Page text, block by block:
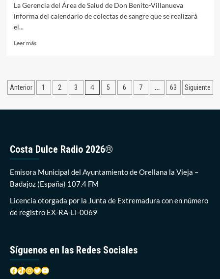
La Gerencia del Área de Salud de Don Benito-Villanueva
informa del calendario de colectas de sangre que se realizará
el...
Leer másLeer
Centro
de
colecta
de
el
próximo
de
octubre
Paginación
Anterior 1 2 3 4 5 6 7 … 63 Siguiente
Costa Dulce Radio 2026®
Emisora Municipal del Ayuntamiento de Orellana la Vieja –
Badajoz (España) 107.4 FM
Licencia otorgada por la Junta de Extremadura con en número
de registro EX-RA-LI-0069
Síguenos en las Redes Sociales
Facebook
TikTok
Instagram
Twitter
YouTube